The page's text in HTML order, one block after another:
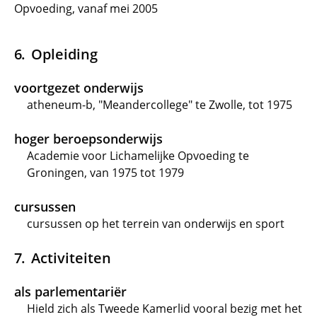
Opvoeding, vanaf mei 2005
Opleiding
voortgezet onderwijs
atheneum-b, "Meandercollege" te Zwolle, tot 1975
hoger beroepsonderwijs
Academie voor Lichamelijke Opvoeding te
Groningen, van 1975 tot 1979
cursussen
cursussen op het terrein van onderwijs en sport
Activiteiten
als parlementariër
Hield zich als Tweede Kamerlid vooral bezig met het